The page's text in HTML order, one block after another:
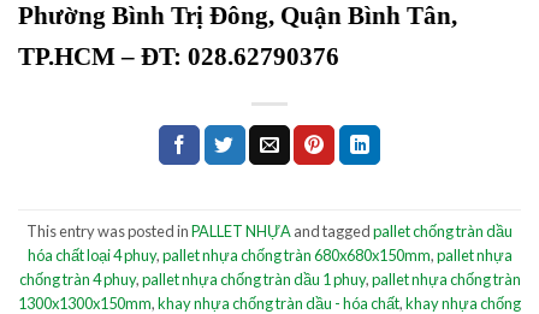
Phường Bình Trị Đông, Quận Bình Tân,
TP.HCM – ĐT: 028.62790376
This entry was posted inPALLET NHỰAand taggedpallet chống tràn dầu
hóa chất loại 4 phuy,pallet nhựa chống tràn 680x680x150mm,pallet nhựa
chống tràn 4 phuy,pallet nhựa chống tràn dầu 1 phuy,pallet nhựa chống tràn
1300x1300x150mm,khay nhựa chống tràn dầu - hóa chất,khay nhựa chống